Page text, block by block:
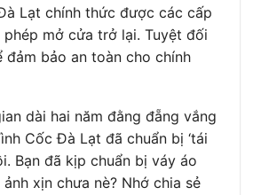
Lạt chính thức được các cấp
mở cửa trở lại. Tuyệt đối
đảm bảo an toàn cho chính
dài hai năm đằng đẵng vắng
Cốc Đà Lạt đã chuẩn bị ‘tái
Bạn đã kịp chuẩn bị váy áo
xịn chưa nè? Nhớ chia sẻ